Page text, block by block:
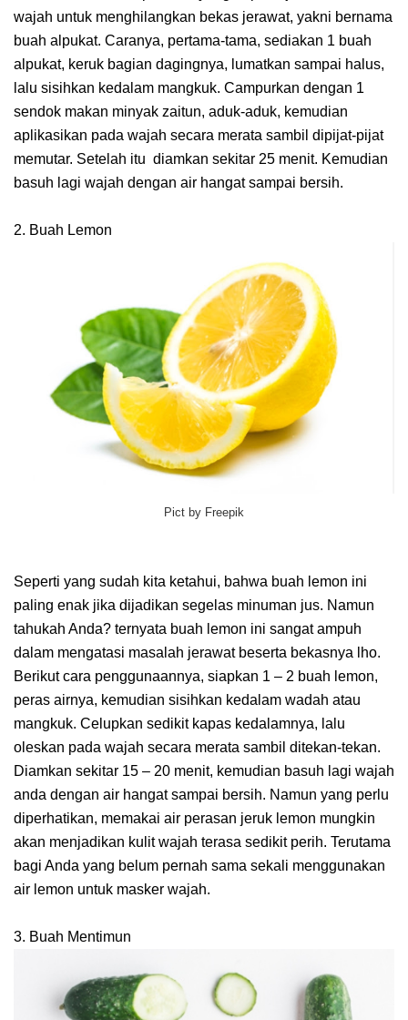
wajah untuk menghilangkan bekas jerawat, yakni bernama
buah alpukat. Caranya, pertama-tama, sediakan 1 buah
alpukat, keruk bagian dagingnya, lumatkan sampai halus,
lalu sisihkan kedalam mangkuk. Campurkan dengan 1
sendok makan minyak zaitun, aduk-aduk, kemudian
aplikasikan pada wajah secara merata sambil dipijat-pijat
memutar. Setelah itu diamkan sekitar 25 menit. Kemudian
basuh lagi wajah dengan air hangat sampai bersih.
2. Buah Lemon
Pict by Freepik
Seperti yang sudah kita ketahui, bahwa buah lemon ini
paling enak jika dijadikan segelas minuman jus. Namun
tahukah Anda? ternyata buah lemon ini sangat ampuh
dalam mengatasi masalah jerawat beserta bekasnya lho.
Berikut cara penggunaannya, siapkan 1 – 2 buah lemon,
peras airnya, kemudian sisihkan kedalam wadah atau
mangkuk. Celupkan sedikit kapas kedalamnya, lalu
oleskan pada wajah secara merata sambil ditekan-tekan.
Diamkan sekitar 15 – 20 menit, kemudian basuh lagi wajah
anda dengan air hangat sampai bersih. Namun yang perlu
diperhatikan, memakai air perasan jeruk lemon mungkin
akan menjadikan kulit wajah terasa sedikit perih. Terutama
bagi Anda yang belum pernah sama sekali menggunakan
air lemon untuk masker wajah.
3. Buah Mentimun